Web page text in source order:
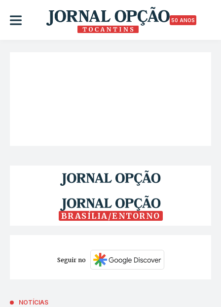
50 ANOS
BRASÍLIA/ENTORNO
Seguir no
NOTÍCIAS